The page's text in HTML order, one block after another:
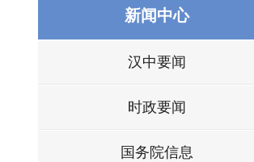
新闻中心
汉中要闻
时政要闻
国务院信息